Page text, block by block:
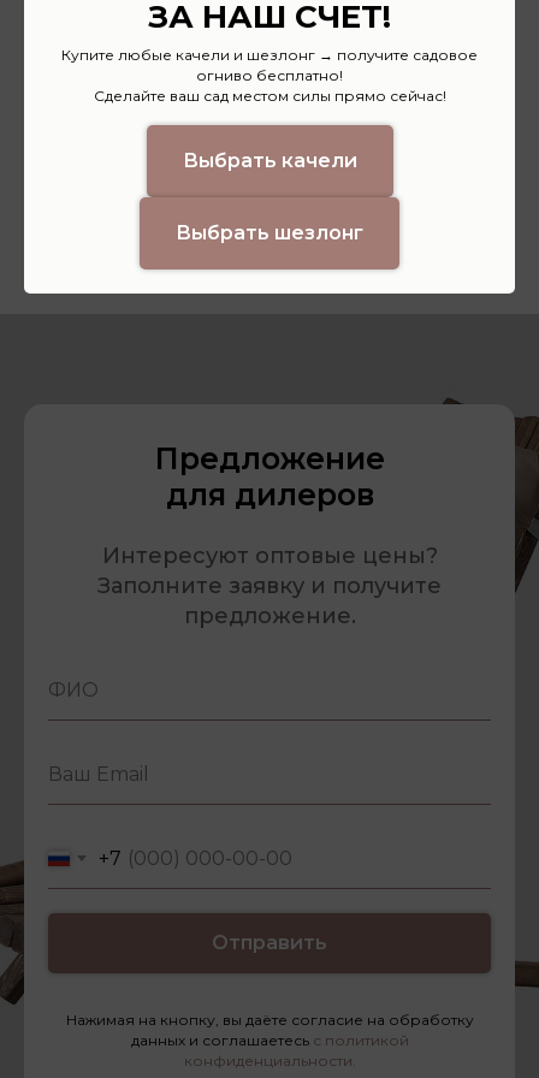
Оплата
Оплатить заказ можно банковской
картой, по счету или наличными
при самовывозе.
4
Предложение
для дилеров
Интересуют оптовые цены?
Заполните заявку и получите
предложение.
+7
Отправить
Нажимая на кнопку, вы даёте согласие на обработку
данных и соглашаетесь с политикой
конфиденциальности.
ЗА НАШ СЧЕТ!
Купите любые качели и шезлонг → получите садовое
огниво бесплатно!
Сделайте ваш сад местом силы прямо сейчас!
Выбрать качели
Выбрать шезлонг